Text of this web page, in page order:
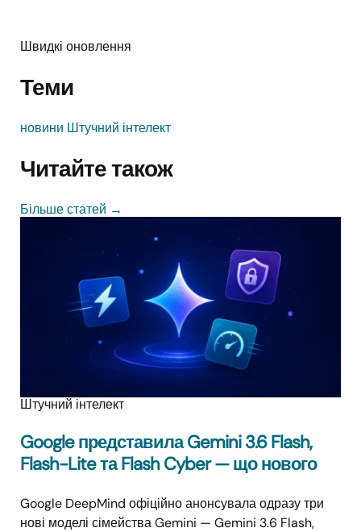
Швидкі оновлення
Теми
новини Штучний інтелект
Читайте також
Більше статей →
Штучний інтелект
Google представила Gemini 3.6 Flash,
Flash-Lite та Flash Cyber — що нового
Google DeepMind офіційно анонсувала одразу три
нові моделі сімейства Gemini — Gemini 3.6 Flash,